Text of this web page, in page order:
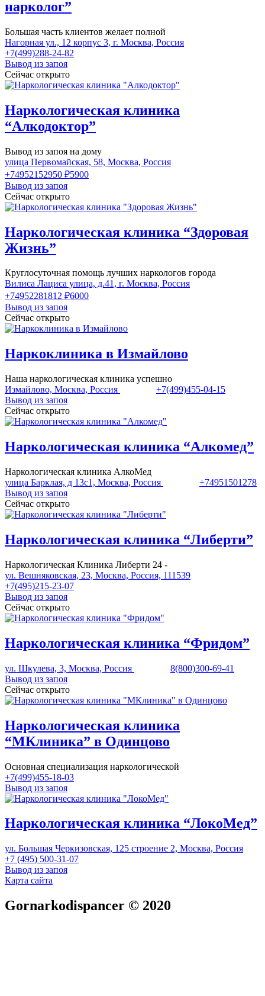
нарколог”
Большая часть клиентов желает полной
Нагорная ул., 12 корпус 3, г. Москва, Россия
+7(499)288-24-82
Вывод из запоя
Сейчас открыто
Наркологическая клиника
“Алкодоктор”
Вывод из запоя на дому
улица Первомайская, 58, Москва, Россия
+74952152950 ₽5900
Вывод из запоя
Сейчас открыто
Наркологическая клиника “Здоровая
Жизнь”
Круглосуточная помощь лучших наркологов города
Вилиса Лациса улица, д.41, г. Москва, Россия
+74952281812 ₽6000
Вывод из запоя
Сейчас открыто
Наркоклиника в Измайлово
Наша наркологическая клиника успешно
Измайлово, Москва, Россия
+7(499)455-04-15
Вывод из запоя
Сейчас открыто
Наркологическая клиника “Алкомед”
Наркологическая клиника АлкоМед
улица Барклая, д 13с1, Москва, Россия
+74951501278
Вывод из запоя
Сейчас открыто
Наркологическая клиника “Либерти”
Наркологическая Клиника Либерти 24 -
ул. Вешняковская, 23, Москва, Россия, 111539
+7(495)215-23-07
Вывод из запоя
Сейчас открыто
Наркологическая клиника “Фридом”
ул. Шкулева, 3, Москва, Россия
8(800)300-69-41
Вывод из запоя
Сейчас открыто
Наркологическая клиника
“МКлиника” в Одинцово
Основная специализация наркологической
+7(499)455-18-03
Вывод из запоя
Наркологическая клиника “ЛокоМед”
ул. Большая Черкизовская, 125 строение 2, Москва, Россия
+7 (495) 500-31-07
Вывод из запоя
Карта сайта
Gornarkodispancer © 2020